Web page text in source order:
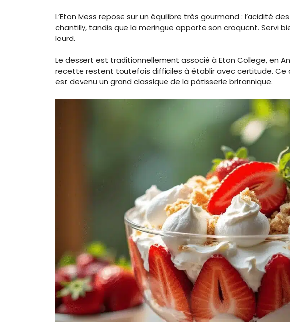
L’Eton Mess repose sur un équilibre très gourmand : l’acidité
chantilly, tandis que la meringue apporte son croquant. Servi
lourd.
Le dessert est traditionnellement associé à Eton College, en
recette restent toutefois difficiles à établir avec certitude. Ce
est devenu un grand classique de la pâtisserie britannique.